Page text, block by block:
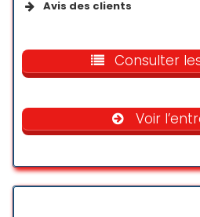
Paiements mobiles NFC
Avis des clients
friendly.
I don’t speak
from start to
I had been
but their
Consulter
Voir